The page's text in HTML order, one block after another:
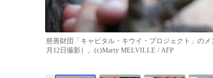
慈善財団「キャピタル・キウイ・プロジェクト」の
月12日撮影）。(c)Marty MELVILLE / AFP